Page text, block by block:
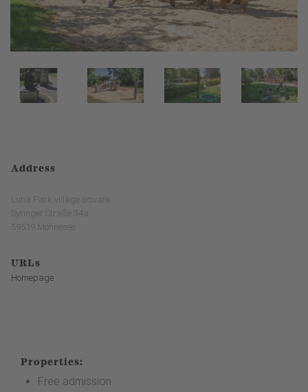
Address
Luna Park village square
Syringer Straße 34a
59519 Möhnesee
URLs
Homepage
Properties:
Free admission